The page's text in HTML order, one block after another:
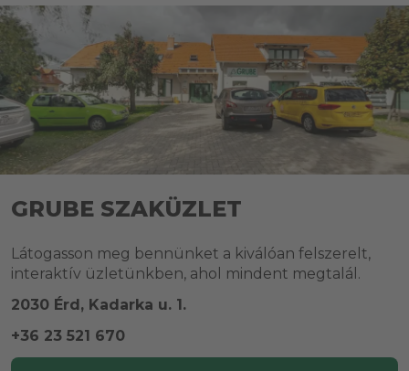
GRUBE SZAKÜZLET
Látogasson meg bennünket a kiválóan felszerelt,
interaktív üzletünkben, ahol mindent megtalál.
2030 Érd, Kadarka u. 1.
+36 23 521 670